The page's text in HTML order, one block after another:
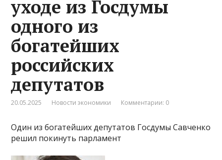
уходе из Госдумы
одного из
богатейших
российских
депутатов
20.05.2025 Новости экономики Комментарии: 0
Один из богатейших депутатов Госдумы Савченко
решил покинуть парламент